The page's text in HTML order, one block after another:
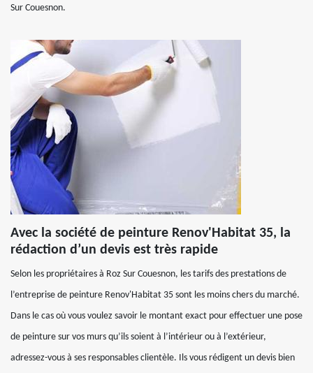
Sur Couesnon.
Avec la société de peinture Renov'Habitat 35, la
rédaction d’un devis est très rapide
Selon les propriétaires à Roz Sur Couesnon, les tarifs des prestations de
l’entreprise de peinture Renov'Habitat 35 sont les moins chers du marché.
Dans le cas où vous voulez savoir le montant exact pour effectuer une pose
de peinture sur vos murs qu’ils soient à l’intérieur ou à l’extérieur,
adressez-vous à ses responsables clientèle. Ils vous rédigent un devis bien